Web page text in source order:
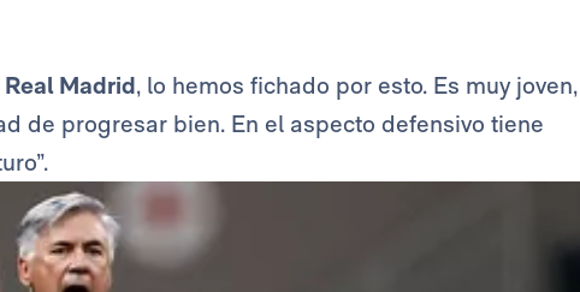
Real Madrid, lo hemos fichado por esto. Es muy joven,
de progresar bien. En el aspecto defensivo tiene